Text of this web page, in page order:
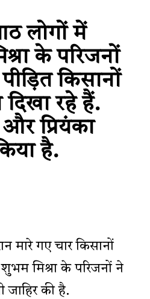
लोगों में
के परिजनों
किसानों
रहे हैं.
और प्रियंका
है.
मारे गए चार किसानों
मिश्रा के परिजनों ने
जाहिर की है.